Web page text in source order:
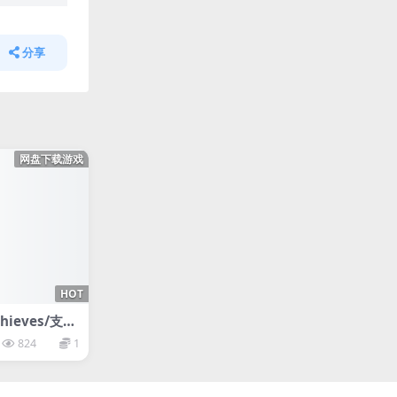
分享
网盘下载游戏
HOT
支持
824 1